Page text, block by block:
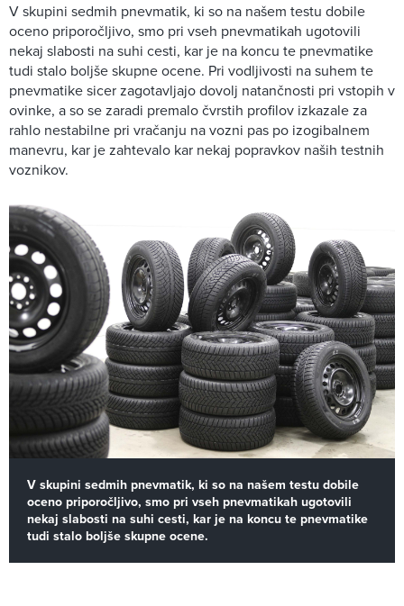
V skupini sedmih pnevmatik, ki so na našem testu dobile
oceno priporočljivo, smo pri vseh pnevmatikah ugotovili
nekaj slabosti na suhi cesti, kar je na koncu te pnevmatike
tudi stalo boljše skupne ocene. Pri vodljivosti na suhem te
pnevmatike sicer zagotavljajo dovolj natančnosti pri vstopih v
ovinke, a so se zaradi premalo čvrstih profilov izkazale za
rahlo nestabilne pri vračanju na vozni pas po izogibalnem
manevru, kar je zahtevalo kar nekaj popravkov naših testnih
voznikov.
V skupini sedmih pnevmatik, ki so na našem testu dobile
oceno priporočljivo, smo pri vseh pnevmatikah ugotovili
nekaj slabosti na suhi cesti, kar je na koncu te pnevmatike
tudi stalo boljše skupne ocene.